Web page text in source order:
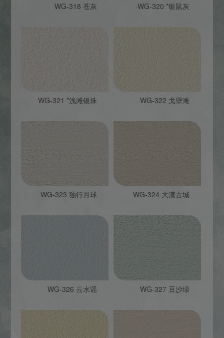
WG-318 苍灰 ·WG-320 *银鼠灰
WG-321 *浅滩银珠 WG-322 戈壁滩
WG-323 独行月球 WG-324 大漠古城
WG-326 云水谣 WG-327 豆沙绿